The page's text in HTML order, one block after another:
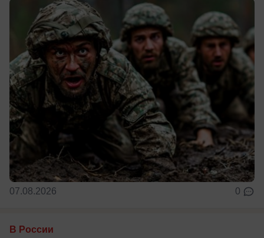
07.08.2026 0
В России